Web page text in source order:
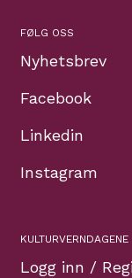
FØLG OSS
Nyhetsbrev
Facebook
Linkedin
Instagram
KULTURVERNDAGENE
Logg inn /